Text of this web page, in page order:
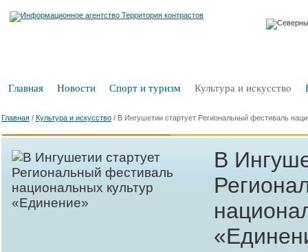
Главная Новости Спорт и туризм Культура и искусство
Главная / Культура и искусство / В Ингушетии стартует Региональный фестиваль
В